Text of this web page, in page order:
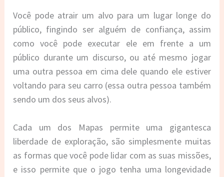
Você pode atrair um alvo para um lugar longe do
público, fingindo ser alguém de confiança, assim
como você pode executar ele em frente a um
público durante um discurso, ou até mesmo jogar
uma outra pessoa em cima dele quando ele estiver
voltando para seu carro (essa outra pessoa também
sendo um dos seus alvos).
Cada um dos Mapas permite uma gigantesca
liberdade de exploração, são simplesmente muitas
as formas que você pode lidar com as suas missões,
e isso permite que o jogo tenha uma longevidade